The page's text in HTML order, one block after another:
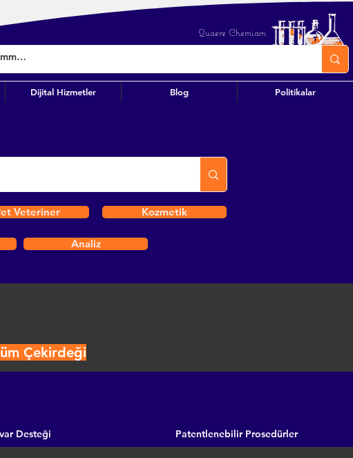
Quaere Chemiam
Dijital Hizmetler Blog Politikalar
Veteriner Kozmetik
Analiz
Çekirdeği
Desteği Patentlenebilir Prosedürler